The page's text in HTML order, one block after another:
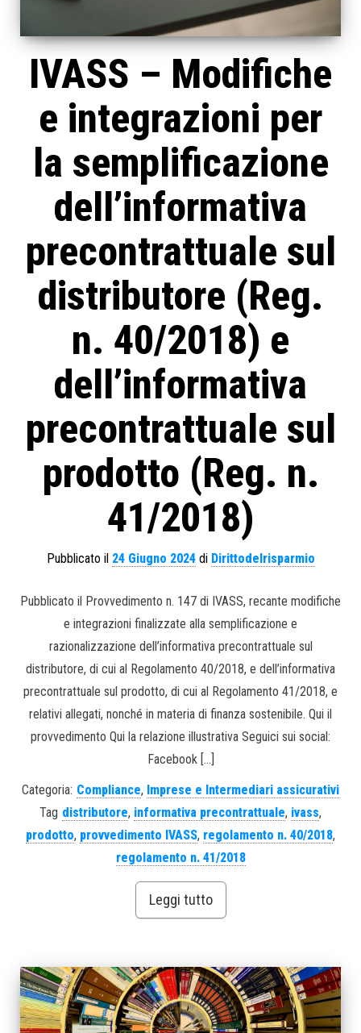
IVASS – Modifiche
e integrazioni per
la semplificazione
dell’informativa
precontrattuale sul
distributore (Reg.
n. 40/2018) e
dell’informativa
precontrattuale sul
prodotto (Reg. n.
41/2018)
Pubblicato il 24 Giugno 2024di Dirittodelrisparmio
Pubblicato il Provvedimento n. 147 di IVASS, recante modifiche
e integrazioni finalizzate alla semplificazione e
razionalizzazione dell’informativa precontrattuale sul
distributore, di cui al Regolamento 40/2018, e dell’informativa
precontrattuale sul prodotto, di cui al Regolamento 41/2018, e
relativi allegati, nonché in materia di finanza sostenibile. Qui il
provvedimento Qui la relazione illustrativa Seguici sui social:
Facebook […]
Categoria: Compliance, Imprese e Intermediari assicurativi
Tag distributore, informativa precontrattuale, ivass,
prodotto, provvedimento IVASS, regolamento n. 40/2018,
regolamento n. 41/2018
Leggi tutto